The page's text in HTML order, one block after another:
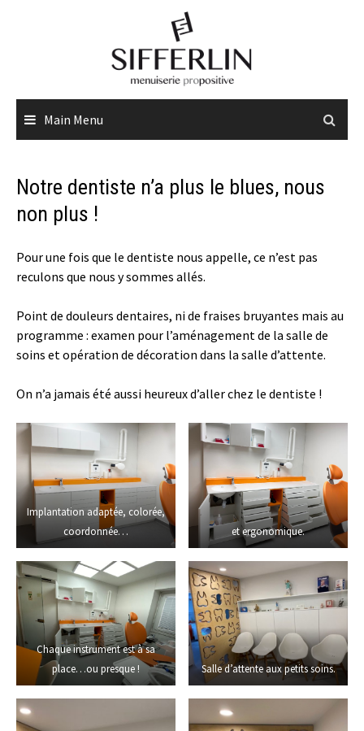
Main Menu
Notre dentiste n’a plus le blues, nous
non plus !
Pour une fois que le dentiste nous appelle, ce n’est pas
reculons que nous y sommes allés.
Point de douleurs dentaires, ni de fraises bruyantes mais au
programme : examen pour l’aménagement de la salle de
soins et opération de décoration dans la salle d’attente.
On n’a jamais été aussi heureux d’aller chez le dentiste !
Implantation adaptée, colorée,
coordonnée…
et ergonomique.
Chaque instrument est à sa
place…ou presque !
Salle d’attente aux petits soins.